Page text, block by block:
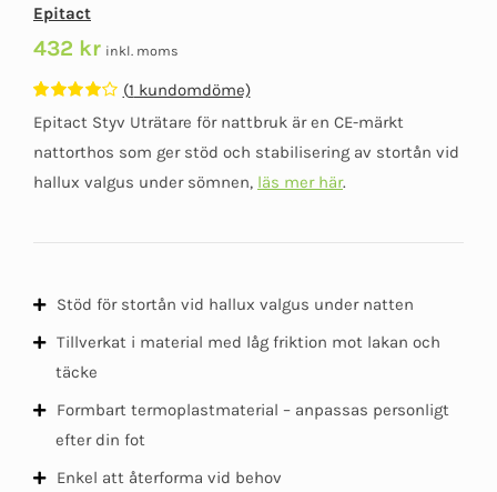
Epitact
432 kr inkl. moms
Betygsatt
4.00av 5
baserat på
1
(1 kundomdöme)
Epitact Styv Uträtare för nattbruk är en CE-märkt
nattorthos som ger stöd och stabilisering av stortån vid
hallux valgus under sömnen, läs mer här.
Stöd för stortån vid hallux valgus under natten
Tillverkat i material med låg friktion mot lakan och
täcke
Formbart termoplastmaterial – anpassas personligt
efter din fot
Enkel att återforma vid behov